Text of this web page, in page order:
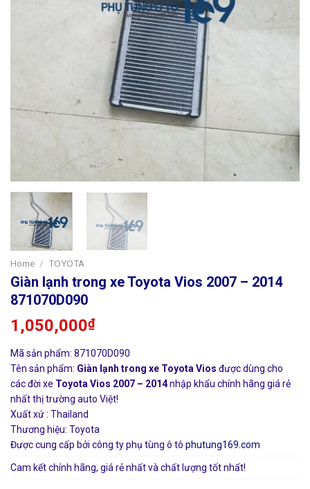
Home / TOYOTA
Giàn lạnh trong xe Toyota Vios 2007 – 2014
871070D090
1,050,000₫
Mã sản phẩm: 871070D090
Tên sản phẩm: Giàn lạnh trong xe Toyota Vios được dùng cho
các đời xe Toyota Vios 2007 – 2014nhập khẩu chính hãng giá rẻ
nhất thị trường auto Việt!
Xuất xứ : Thailand
Thương hiệu: Toyota
Được cung cấp bởi công ty phụ tùng ô tô phutung169.com
Cam kết chính hãng, giá rẻ nhất và chất lượng tốt nhất!